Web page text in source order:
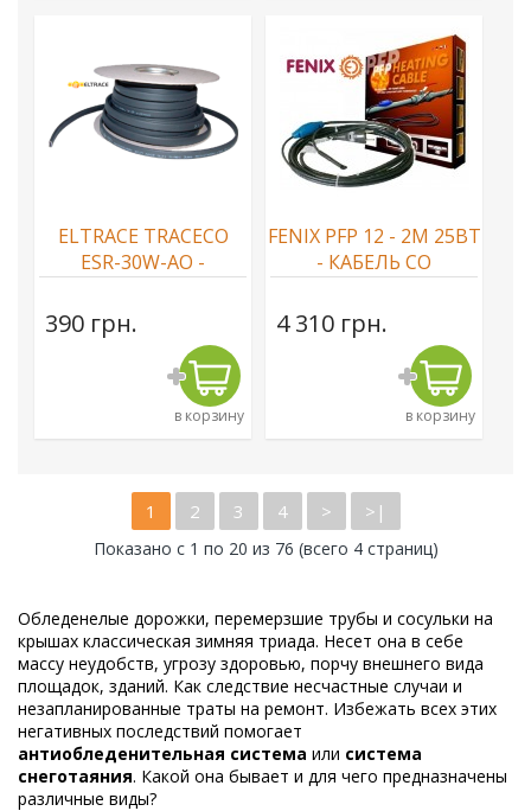
ELTRACE TRACECO
ESR-30W-AO -
КАБЕЛЬ
390 грн.
в корзину
FENIX PFP 12 - 2М 25ВТ
- КАБЕЛЬ СО
ТЕРМОСТАТОМ
4 310 грн.
в корзину
1 2 3 4 > >|
Показано с 1 по 20 из 76 (всего 4 страниц)
Обледенелые дорожки, перемерзшие трубы и сосульки на
крышах классическая зимняя триада. Несет она в себе
массу неудобств, угрозу здоровью, порчу внешнего вида
площадок, зданий. Как следствие несчастные случаи и
незапланированные траты на ремонт. Избежать всех этих
негативных последствий помогает
антиобледенительная система или система
снеготаяния. Какой она бывает и для чего предназначены
различные виды?